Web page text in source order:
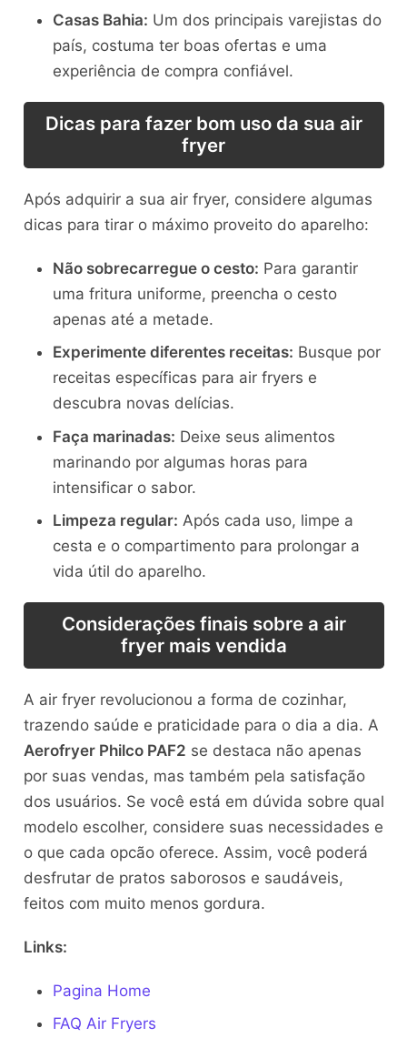
Casas Bahia: Um dos principais varejistas do
país, costuma ter boas ofertas e uma
experiência de compra confiável.
Dicas para fazer bom uso da sua air
fryer
Após adquirir a sua air fryer, considere algumas
dicas para tirar o máximo proveito do aparelho:
Não sobrecarregue o cesto: Para garantir
uma fritura uniforme, preencha o cesto
apenas até a metade.
Experimente diferentes receitas: Busque por
receitas específicas para air fryers e
descubra novas delícias.
Faça marinadas: Deixe seus alimentos
marinando por algumas horas para
intensificar o sabor.
Limpeza regular: Após cada uso, limpe a
cesta e o compartimento para prolongar a
vida útil do aparelho.
Considerações finais sobre a air
fryer mais vendida
A air fryer revolucionou a forma de cozinhar,
trazendo saúde e praticidade para o dia a dia. A
Aerofryer Philco PAF2 se destaca não apenas
por suas vendas, mas também pela satisfação
dos usuários. Se você está em dúvida sobre qual
modelo escolher, considere suas necessidades e
o que cada opcão oferece. Assim, você poderá
desfrutar de pratos saborosos e saudáveis,
feitos com muito menos gordura.
Links:
Pagina Home
FAQ Air Fryers